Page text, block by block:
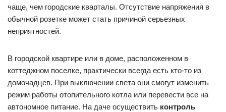
чаще, чем городские кварталы. Отсутствие напряжения в
обычной розетке может стать причиной серьезных
неприятностей.
В городской квартире или в доме, расположенном в
коттеджном поселке, практически всегда есть кто-то из
домочадцев. При выключении света они смогут изменить
режим работы отопительного котла или перевести все на
автономное питание. На даче осуществить контроль